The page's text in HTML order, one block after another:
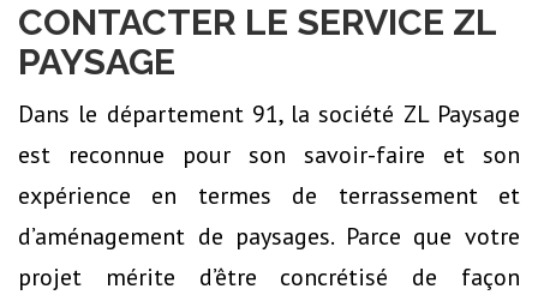
CONTACTER LE SERVICE ZL
PAYSAGE
Dans le département 91, la société ZL Paysage
est reconnue pour son savoir-faire et son
expérience en termes de terrassement et
d’aménagement de paysages. Parce que votre
projet mérite d’être concrétisé de façon